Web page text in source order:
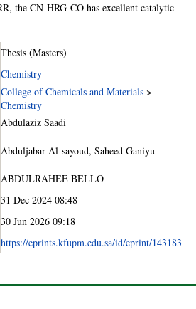
the CN-HRG-CO has excellent catalytic
Thesis (Masters)
Chemistry
College of Chemicals and Materials >
Chemistry
Abdulaziz Saadi
Abduljabar Al-sayoud,Saheed Ganiyu
ABDULRAHEE BELLO
31 Dec 2024 08:48
30 Jun 2026 09:18
https://eprints.kfupm.edu.sa/id/eprint/143183